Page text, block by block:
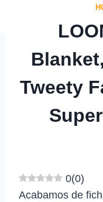
Tweety
0(0)
Acabamos de